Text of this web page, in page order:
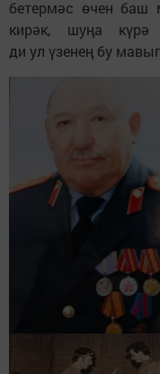
бетермәс өчен баш
кирәк, шуңа
ди ул үзенең бу